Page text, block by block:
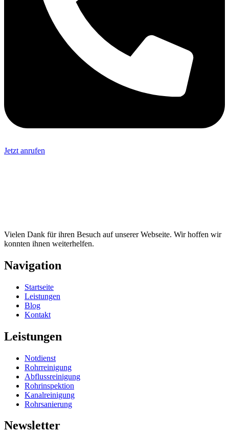
Jetzt anrufen
Vielen Dank für ihren Besuch auf unserer Webseite. Wir hoffen wir
konnten ihnen weiterhelfen.
Navigation
Startseite
Leistungen
Blog
Kontakt
Leistungen
Notdienst
Rohrreinigung
Abflussreinigung
Rohrinspektion
Kanalreinigung
Rohrsanierung
Newsletter